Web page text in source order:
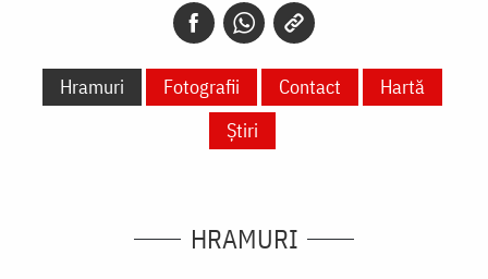
Hramuri Fotografii Contact
Hartă
Știri
HRAMURI